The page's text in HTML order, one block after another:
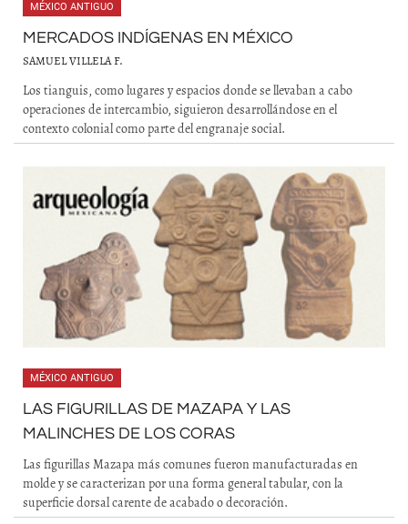
MÉXICO ANTIGUO
MERCADOS INDÍGENAS EN MÉXICO
SAMUEL VILLELA F.
Los tianguis, como lugares y espacios donde se llevaban a cabo
operaciones de intercambio, siguieron desarrollándose en el
contexto colonial como parte del engranaje social.
MÉXICO ANTIGUO
LAS FIGURILLAS DE MAZAPA Y LAS
MALINCHES DE LOS CORAS
Las figurillas Mazapa más comunes fueron manufacturadas en
molde y se caracterizan por una forma general tabular, con la
superficie dorsal carente de acabado o decoración.